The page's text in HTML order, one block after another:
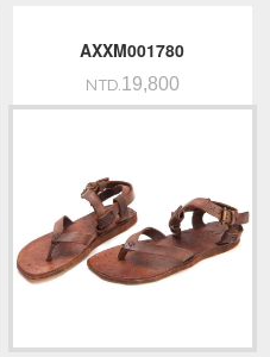
AXXM001780
NTD.19,800